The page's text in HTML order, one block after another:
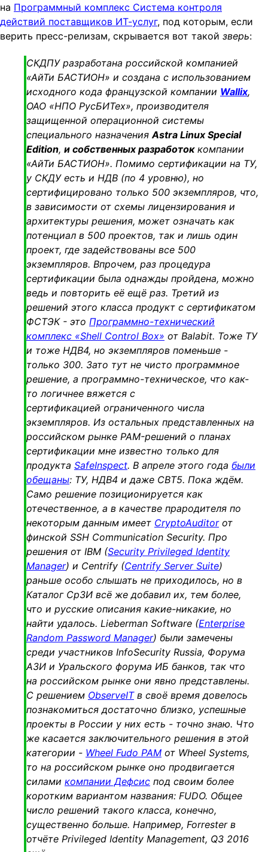
на Программный комплекс Система контроля
действий поставщиков ИТ-услуг, под которым, если
верить пресс-релизам, скрывается вот такой зверь:
СКДПУ разработана российской компанией
«АйТи БАСТИОН» и создана с использованием
исходного кода французской компании Wallix,
ОАО «НПО РусБИТех», производителя
защищенной операционной системы
специального назначения Astra Linux Special
Edition, и собственных разработоккомпании
«АйТи БАСТИОН». Помимо сертификации на ТУ,
у СКДУ есть и НДВ (по 4 уровню), но
сертифицировано только 500 экземпляров, что,
в зависимости от схемы лицензирования и
архитектуры решения, может означать как
потенциал в 500 проектов, так и лишь один
проект, где задействованы все 500
экземпляров. Впрочем, раз процедура
сертификации была однажды пройдена, можно
ведь и повторить её ещё раз. Третий из
решений этого класса продукт с сертификатом
ФСТЭК - это Программно-технический
комплекс «Shell Control Box» от Balabit. Тоже ТУ
и тоже НДВ4, но экземпляров поменьше -
только 300. Зато тут не чисто программное
решение, а программно-техническое, что как-
то логичнее вяжется с
сертификацией ограниченного числа
экземпляров. Из остальных представленных на
российском рынке PAM-решений о планах
сертификации мне известно только для
продукта SafeInspect. В апреле этого года были
обещаны: ТУ, НДВ4 и даже СВТ5. Пока ждём.
Само решение позиционируется как
отечественное, а в качестве прародителя по
некоторым данным имеет CryptoAuditorот
финской SSH Communication Security. Про
решения от IBM (Security Privileged Identity
Manager) и Centrify (Centrify Server Suite)
раньше особо слышать не приходилось, но в
Каталог СрЗИ всё же добавил их, тем более,
что и русские описания какие-никакие, но
найти удалось. Lieberman Software (Enterprise
Random Password Manager) были замечены
среди участников InfoSecurity Russia, Форума
АЗИ и Уральского форума ИБ банков, так что
на российском рынке они явно представлены.
С решением ObserveITв своё время довелось
познакомиться достаточно близко, успешные
проекты в России у них есть - точно знаю. Что
же касается заключительного решения в этой
категории - Wheel Fudo PAM от Wheel Systems,
то на российском рынке оно продвигается
силами компании Дефсис под своим более
коротким вариантом названия: FUDO. Общее
число решений такого класса, конечно,
существенно больше. Например, Forrester в
отчёте Privileged Identity Management, Q3 2016